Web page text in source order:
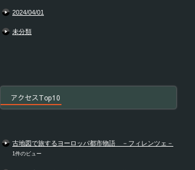
2024/04/01
未分類
アクセスTop10
古地図で旅するヨーロッパ都市物語 －フィレンツェ－
1件のビュー